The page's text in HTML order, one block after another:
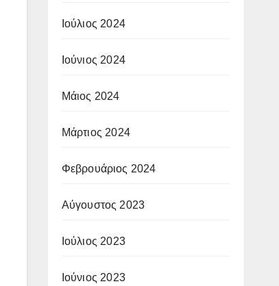
Ιούλιος 2024
Ιούνιος 2024
Μάιος 2024
Μάρτιος 2024
Φεβρουάριος 2024
Αύγουστος 2023
Ιούλιος 2023
Ιούνιος 2023